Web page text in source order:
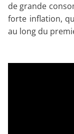
de grande
forte inflation,
au long du